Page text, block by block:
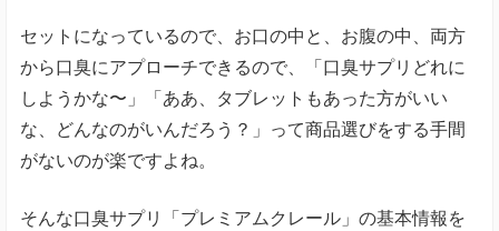
セットになっているので、お口の中と、お腹の中、両方
から口臭にアプローチできるので、「口臭サプリどれに
しようかな〜」「ああ、タブレットもあった方がいい
な、どんなのがいんだろう？」って商品選びをする手間
がないのが楽ですよね。
そんな口臭サプリ「プレミアムクレール」の基本情報を